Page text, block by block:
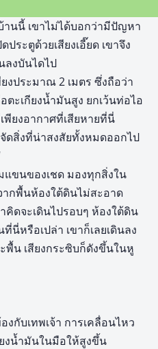
นนี้ เขาไม่ได้บอกว่ามีปัญหา
ระตูด้วยเสียงเอี๊ยด เขาจึง
ลงบันไดไป
งประมาณ 2 เมตร ซึ่งถือว่า
ะเกียงน้ำมันสูง ยกเว้นท่อไอ
ยงอากาศที่เสียหายที่นี่
ดสิ่งที่น่าสงสัยทั้งหมดออกไป
ขนของเชด มองทุกสิ่งใน
ากพื้นห้องใต้ดินไม่สะอาด
คิดจะเดินไปรอบๆ ห้องใต้ดิน
นี่หรือเปล่า เขาก็เลยเดินลง
พื้น เสียงกระซิบก็ดังขึ้นในหู
กับเทพเจ้า การเคลื่อนไหว
งน้ำมันในมือให้สูงขึ้น